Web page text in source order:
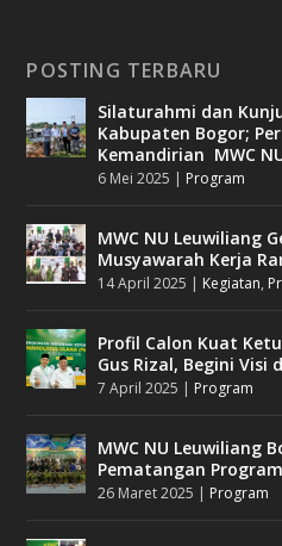
POSTING TERBARU
Silaturahmi dan
Kabupaten Bogor;
Kemandirian MWC
6 Mei 2025 | Program
MWC NU Leuwiliang
Musyawarah Kerja
14 April 2025 | Kegiatan,
Profil Calon Kuat
Gus Rizal, Begini Visi
7 April 2025 | Program
MWC NU Leuwiliang
Pematangan Program
26 Maret 2025 | Program